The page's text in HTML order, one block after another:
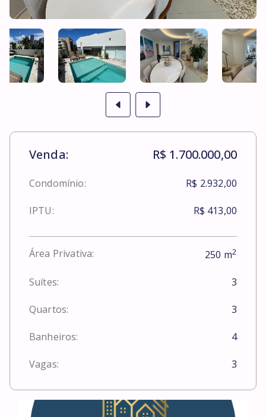
Venda: R$ 1.700.000,00
Condomínio: R$ 2.932,00
IPTU: R$ 413,00
Área Privativa: 250 m2
Suítes: 3
Quartos: 3
Banheiros: 4
Vagas: 3